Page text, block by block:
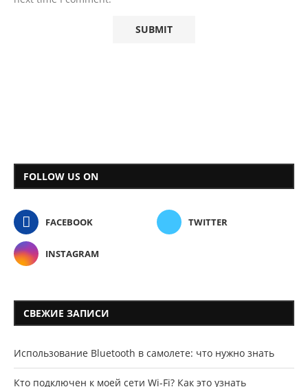
FOLLOW US ON
FACEBOOK TWITTER
INSTAGRAM
СВЕЖИЕ ЗАПИСИ
Использование Bluetooth в самолете: что нужно знать
Кто подключен к моей сети Wi-Fi? Как это узнать